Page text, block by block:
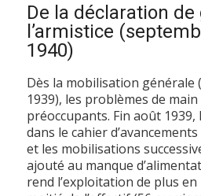
De la déclaration de
l’armistice
1940)
Dès la mobilisation générale
1939), les problèmes de
préoccupants. Fin août
dans le cahier
et les mobilisations
ajouté au manque
rend l’exploitation de plus en